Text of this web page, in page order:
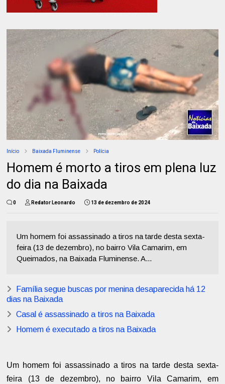
Início Baixada Fluminense Polícia
Homem é morto a tiros em plena luz
do dia na Baixada
0 Redator Leonardo 13 de dezembro de 2024
Um homem foi assassinado a tiros na tarde desta sexta-
feira (13 de dezembro), no bairro Vila Camarim, em
Queimados, na Baixada Fluminense. A...
Família segue buscas por menina desaparecida há 12
dias na Baixada
Casal é assassinado a tiros na Baixada
Homem é executado a tiros na Baixada
Um homem foi assassinado a tiros na tarde desta sexta-
feira (13 de dezembro), no bairro Vila Camarim, em